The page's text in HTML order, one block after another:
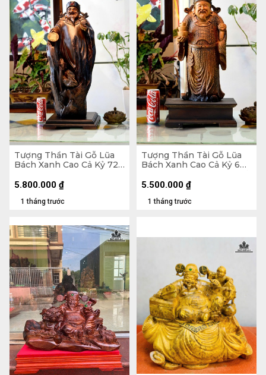
Tượng Thần Tài Gỗ Lũa
Bách Xanh Cao Cả Kỷ 72
Kỷ Cao 10
1 tháng trước
5.800.000 ₫
Tượng Thần Tài Gỗ Lũa
Bách Xanh Cao Cả Kỷ 60
Cao 10
1 tháng trước
5.500.000 ₫